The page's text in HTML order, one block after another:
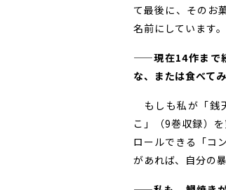
て最後に、そのお
名前にしています。
——現在14作まで
な、または食べて
もしも私が「銭
こ」（9巻収録）
ロールできる「コ
があれば、自分の